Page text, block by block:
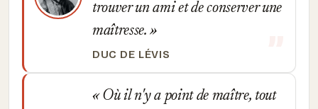
trouver un ami et de conserver une
maîtresse.
DUC DE LÉVIS
Où il n'y a point de maître, tout